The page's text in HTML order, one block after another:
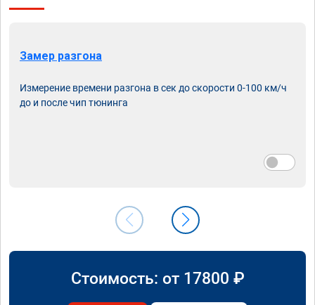
Замер разгона
Измерение времени разгона в сек до скорости 0-100 км/ч
до и после чип тюнинга
Стоимость: от 17800 ₽